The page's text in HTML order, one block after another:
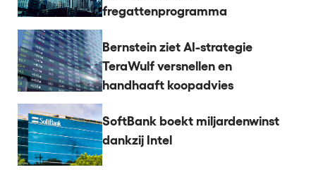
fregattenprogramma
Bernstein ziet AI-strategie
TeraWulf versnellen en
handhaaft koopadvies
SoftBank boekt miljardenwinst
dankzij Intel